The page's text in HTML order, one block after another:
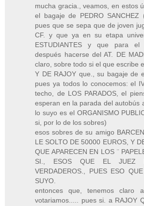
mucha gracia., veamos, en estos
el bagaje de PEDRO SANCHEZ
pues que se sepa que de joven
CF. y que ya en su etapa
ESTUDIANTES y que para
después hacerse del AT. DE
claro, sobre todo si el que escribe
Y DE RAJOY que., su bagaje de
pues ya todos lo conocemos: el
techo, de LOS PARADOS, el
esperan en la parada del autobús
lo suyo es el ORGANISMO
si, por lo de los sobres)
esos sobres de su amigo
LE SOLTO DE 50000 EUROS, Y
QUE APARECEN EN LOS ¨
SI., ESOS QUE EL JUEZ
VERDADEROS., PUES ESO
SUYO.
entonces que, tenemos claro
votariamos..... pues si. a RAJOY